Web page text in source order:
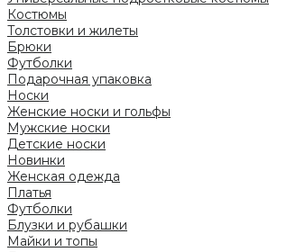
Костюмы
Толстовки и жилеты
Брюки
Футболки
Подарочная упаковка
Носки
Женские носки и гольфы
Мужские носки
Детские носки
Новинки
Женская одежда
Платья
Футболки
Блузки и рубашки
Майки и топы